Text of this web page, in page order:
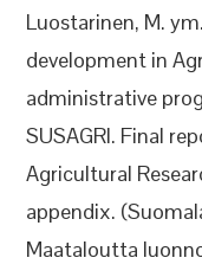
Luostarinen, M.
development in
administrative
SUSAGRI. Final
Agricultural
appendix.
Maataloutta